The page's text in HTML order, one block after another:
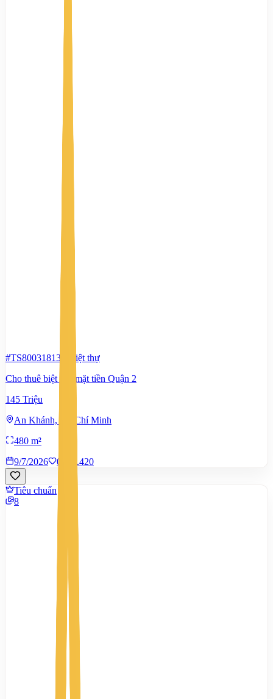
#TS80031813
Biệt thự
Cho thuê biệt thự mặt tiền Quận 2
145 Triệu
An Khánh, Hồ Chí Minh
480 m²
9/7/2026
0 1.420
Tiêu chuẩn
8